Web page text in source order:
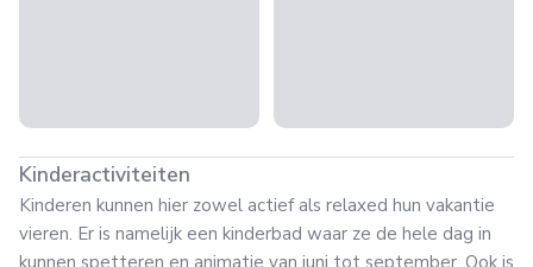
Kinderactiviteiten
Kinderen kunnen hier zowel actief als relaxed hun vakantie
vieren. Er is namelijk een kinderbad waar ze de hele dag in
kunnen spetteren en animatie van juni tot september. Ook is